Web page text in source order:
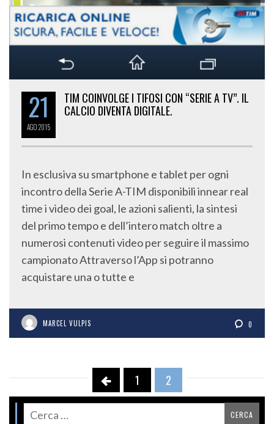
21
AGO2015
TIM COINVOLGE I TIFOSI CON “SERIE A TV”. IL
CALCIO DIVENTA DIGITALE.
In esclusiva su smartphone e tablet per ogni
incontro della Serie A-TIM disponibili innear real
time i video dei goal, le azioni salienti, la sintesi
del primo tempo e dell’intero match oltre a
numerosi contenuti video per seguire il massimo
campionato Attraverso l’App si potranno
acquistare una o tutte e
MARCEL VULPIS 0
1 2